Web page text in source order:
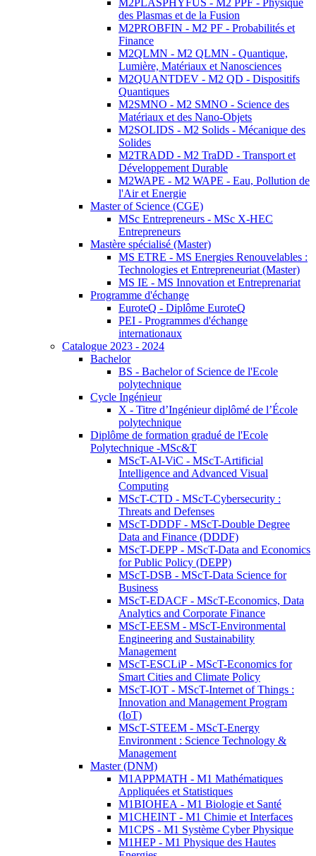
M2PLASPHYFUS - M2 PPF - Physique
des Plasmas et de la Fusion
M2PROBFIN - M2 PF - Probabilités et
Finance
M2QLMN - M2 QLMN - Quantique,
Lumière, Matériaux et Nanosciences
M2QUANTDEV - M2 QD - Dispositifs
Quantiques
M2SMNO - M2 SMNO - Science des
Matériaux et des Nano-Objets
M2SOLIDS - M2 Solids - Mécanique des
Solides
M2TRADD - M2 TraDD - Transport et
Développement Durable
M2WAPE - M2 WAPE - Eau, Pollution de
l'Air et Energie
Master of Science (CGE)
MSc Entrepreneurs - MSc X-HEC
Entrepreneurs
Mastère spécialisé (Master)
MS ETRE - MS Energies Renouvelables :
Technologies et Entrepreneuriat (Master)
MS IE - MS Innovation et Entreprenariat
Programme d'échange
EuroteQ - Diplôme EuroteQ
PEI - Programmes d'échange
internationaux
Catalogue 2023 - 2024
Bachelor
BS - Bachelor of Science de l'Ecole
polytechnique
Cycle Ingénieur
X - Titre d’Ingénieur diplômé de l’École
polytechnique
Diplôme de formation gradué de l'Ecole
Polytechnique -MSc&T
MScT-AI-ViC - MScT-Artificial
Intelligence and Advanced Visual
Computing
MScT-CTD - MScT-Cybersecurity :
Threats and Defenses
MScT-DDDF - MScT-Double Degree
Data and Finance (DDDF)
MScT-DEPP - MScT-Data and Economics
for Public Policy (DEPP)
MScT-DSB - MScT-Data Science for
Business
MScT-EDACF - MScT-Economics, Data
Analytics and Corporate Finance
MScT-EESM - MScT-Environmental
Engineering and Sustainability
Management
MScT-ESCLiP - MScT-Economics for
Smart Cities and Climate Policy
MScT-IOT - MScT-Internet of Things :
Innovation and Management Program
(IoT)
MScT-STEEM - MScT-Energy
Environment : Science Technology &
Management
Master (DNM)
M1APPMATH - M1 Mathématiques
Appliquées et Statistiques
M1BIOHEA - M1 Biologie et Santé
M1CHEINT - M1 Chimie et Interfaces
M1CPS - M1 Système Cyber Physique
M1HEP - M1 Physique des Hautes